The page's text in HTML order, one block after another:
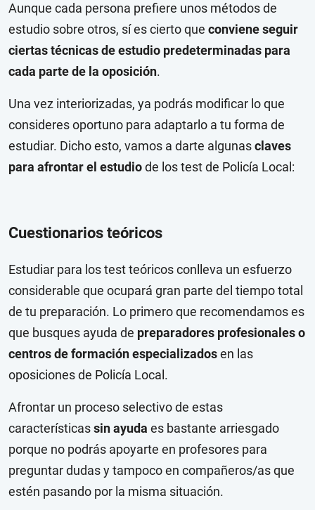
Aunque cada persona prefiere unos métodos de
estudio sobre otros, sí es cierto que conviene seguir
ciertas técnicas de estudio predeterminadas para
cada parte de la oposición.
Una vez interiorizadas, ya podrás modificar lo que
consideres oportuno para adaptarlo a tu forma de
estudiar. Dicho esto, vamos a darte algunasclaves
para afrontar el estudiode los test de Policía Local:
Cuestionarios teóricos
Estudiar para los test teóricos conlleva un esfuerzo
considerable que ocupará gran parte del tiempo total
de tu preparación. Lo primero que recomendamos es
que busques ayuda de preparadores profesionales o
centros de formación especializadosen las
oposiciones de Policía Local.
Afrontar un proceso selectivo de estas
característicassin ayuda es bastante arriesgado
porque no podrás apoyarte en profesores para
preguntar dudas y tampoco en compañeros/as que
estén pasando por la misma situación.